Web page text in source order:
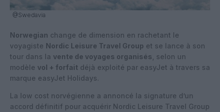
@Swedavia
Norwegian change de dimension en rachetant le
voyagiste Nordic Leisure Travel Group et se lance à son
tour dans la vente de voyages organisés , selon un
modèle vol + forfait déjà exploité par easyJet à travers sa
marque easyJet Holidays.
La low cost norvégienne a annoncé la signature d’un
accord définitif pour acquérir Nordic Leisure Travel Group